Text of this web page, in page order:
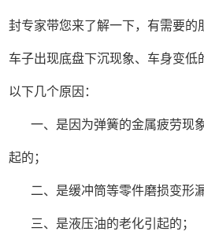
封专家带您来了解一下，有需要的
车子出现底盘下沉现象、车身变低
以下几个原因：
一、是因为弹簧的金属疲劳现象
起的；
二、是缓冲筒等零件磨损变形漏
三、是液压油的老化引起的；